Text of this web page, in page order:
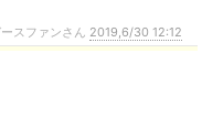
スファンさん 2019,6/30 12:12